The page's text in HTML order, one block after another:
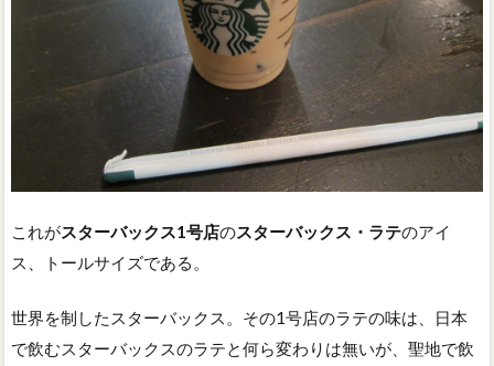
これがスターバックス1号店のスターバックス・ラテのアイ
ス、トールサイズである。
世界を制したスターバックス。その1号店のラテの味は、日本
で飲むスターバックスのラテと何ら変わりは無いが、聖地で飲